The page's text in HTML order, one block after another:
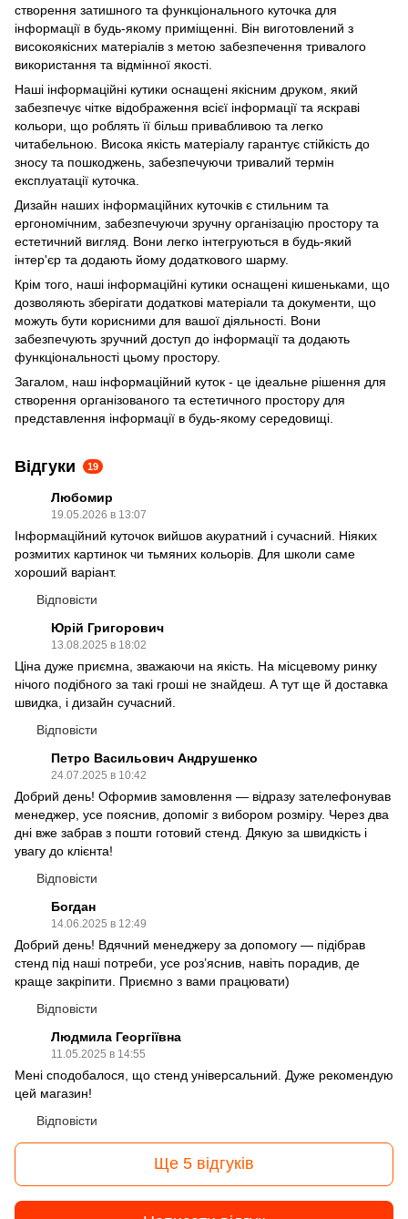
створення затишного та функціонального куточка для
інформації в будь-якому приміщенні. Він виготовлений з
високоякісних матеріалів з метою забезпечення тривалого
використання та відмінної якості.
Наші інформаційні кутики оснащені якісним друком, який
забезпечує чітке відображення всієї інформації та яскраві
кольори, що роблять її більш привабливою та легко
читабельною. Висока якість матеріалу гарантує стійкість до
зносу та пошкоджень, забезпечуючи тривалий термін
експлуатації куточка.
Дизайн наших інформаційних куточків є стильним та
ергономічним, забезпечуючи зручну організацію простору та
естетичний вигляд. Вони легко інтегруються в будь-який
інтер'єр та додають йому додаткового шарму.
Крім того, наші інформаційні кутики оснащені кишеньками, що
дозволяють зберігати додаткові матеріали та документи, що
можуть бути корисними для вашої діяльності. Вони
забезпечують зручний доступ до інформації та додають
функціональності цьому простору.
Загалом, наш інформаційний куток - це ідеальне рішення для
створення організованого та естетичного простору для
представлення інформації в будь-якому середовищі.
Відгуки 19
Любомир
19.05.2026 в 13:07
Інформаційний куточок вийшов акуратний і сучасний. Ніяких
розмитих картинок чи тьмяних кольорів. Для школи саме
хороший варіант.
Відповісти
Юрій Григорович
13.08.2025 в 18:02
Ціна дуже приємна, зважаючи на якість. На місцевому ринку
нічого подібного за такі гроші не знайдеш. А тут ще й доставка
швидка, і дизайн сучасний.
Відповісти
Петро Васильович Андрушенко
24.07.2025 в 10:42
Добрий день! Оформив замовлення — відразу зателефонував
менеджер, усе пояснив, допоміг з вибором розміру. Через два
дні вже забрав з пошти готовий стенд. Дякую за швидкість і
увагу до клієнта!
Відповісти
Богдан
14.06.2025 в 12:49
Добрий день! Вдячний менеджеру за допомогу — підібрав
стенд під наші потреби, усе роз’яснив, навіть порадив, де
краще закріпити. Приємно з вами працювати)
Відповісти
Людмила Георгіївна
11.05.2025 в 14:55
Мені сподобалося, що стенд універсальний. Дуже рекомендую
цей магазин!
Відповісти
Ще 5 відгуків